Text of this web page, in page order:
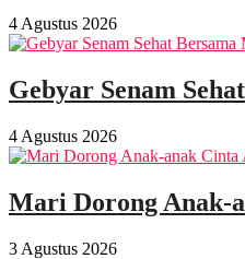
4 Agustus 2026
Gebyar Senam
4 Agustus 2026
Mari Dorong Anak-
3 Agustus 2026